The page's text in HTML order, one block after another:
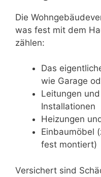
Die
was fest mit dem
zählen:
Das
wie Garage
Leitungen
Installationen
Heizungen
Einbaumöbel
fest montiert)
Versichert sind